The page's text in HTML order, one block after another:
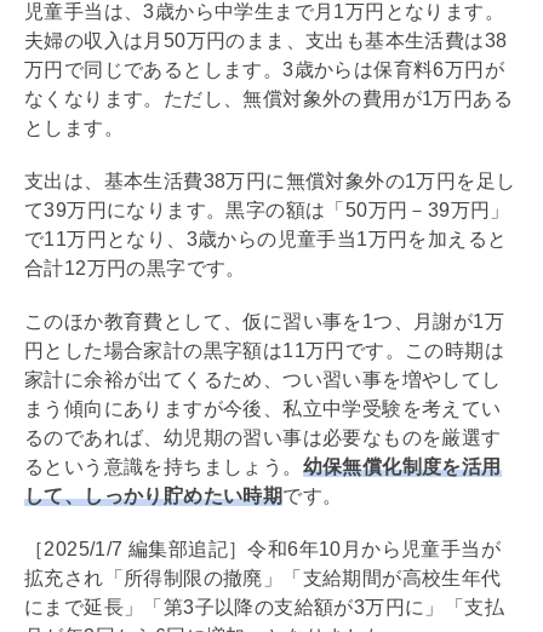
児童手当は、3歳から中学生まで月1万円となります。
夫婦の収入は月50万円のまま、支出も基本生活費は38
万円で同じであるとします。3歳からは保育料6万円が
なくなります。ただし、無償対象外の費用が1万円ある
とします。
支出は、基本生活費38万円に無償対象外の1万円を足し
て39万円になります。黒字の額は「50万円－39万円」
で11万円となり、3歳からの児童手当1万円を加えると
合計12万円の黒字です。
このほか教育費として、仮に習い事を1つ、月謝が1万
円とした場合家計の黒字額は11万円です。この時期は
家計に余裕が出てくるため、つい習い事を増やしてし
まう傾向にありますが今後、私立中学受験を考えてい
るのであれば、幼児期の習い事は必要なものを厳選す
るという意識を持ちましょう。 幼保無償化制度を活用
して、しっかり貯めたい時期です。
［2025/1/7 編集部追記］令和6年10月から児童手当が
拡充され「所得制限の撤廃」「支給期間が高校生年代
にまで延長」「第3子以降の支給額が3万円に」「支払